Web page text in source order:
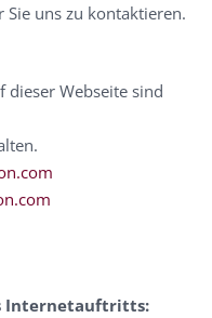
uns zu kontaktieren.
dieser Webseite sind
Internetauftritts: